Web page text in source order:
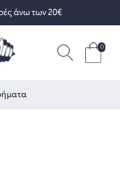
άνω των 20€
0